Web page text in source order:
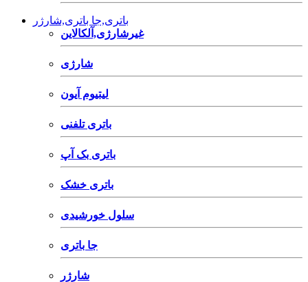
باتری,جا باتری,شارژر
غیرشارژی,آلکالاین
شارژی
لیتیوم آیون
باتری تلفنی
باتری بک آپ
باتری خشک
سلول خورشیدی
جا باتری
شارژر